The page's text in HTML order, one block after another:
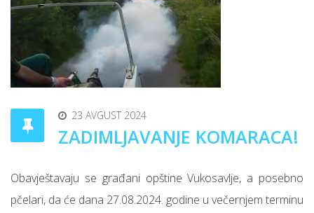
23 AVGUST 2024
ZADIMLJAVANJE KOMARACA!
Obavještavaju se građani opštine Vukosavlje, a posebno
pčelari, da će dana 27.08.2024. godine u večernjem terminu